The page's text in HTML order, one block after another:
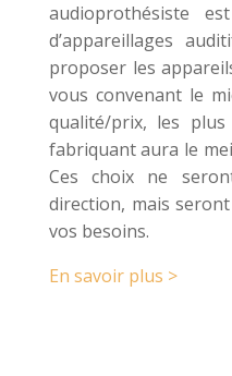
audioprothésiste
d’appareillages
proposer les
vous convenant le
qualité/prix, les
fabriquant aura le
Ces choix ne
direction, mais
vos besoins.
En savoir plus >